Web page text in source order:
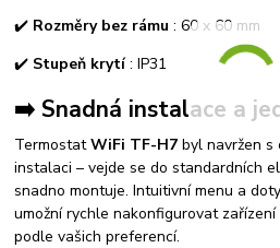
✔️ Rozměry bez rámu : 60 x 60 mm
✔️ Stupeň krytí: IP31
➡️ Snadná instalace a
TermostatWiFi TF-H7 byl navržen s
instalaci – vejde se do standardních
snadno montuje. Intuitivní menu a
umožní rychle nakonfigurovat
podle vašich preferencí.